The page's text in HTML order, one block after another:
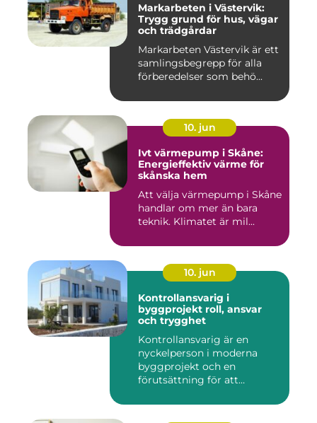
Markarbeten i Västervik:
Trygg grund för hus, vägar
och trädgårdar
Markarbeten Västervik är ett
samlingsbegrepp för alla
förberedelser som behö...
10. jun
Ivt värmepump i Skåne:
Energieffektiv värme för
skånska hem
Att välja värmepump i Skåne
handlar om mer än bara
teknik. Klimatet är mil...
10. jun
Kontrollansvarig i
byggprojekt roll, ansvar
och trygghet
Kontrollansvarig är en
nyckelperson i moderna
byggprojekt och en
förutsättning för att